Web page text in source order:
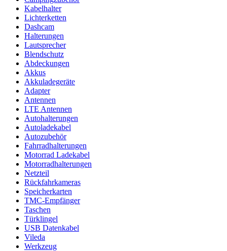
Kabelhalter
Lichterketten
Dashcam
Halterungen
Lautsprecher
Blendschutz
Abdeckungen
Akkus
Akkuladegeräte
Adapter
Antennen
LTE Antennen
Autohalterungen
Autoladekabel
Autozubehör
Fahrradhalterungen
Motorrad Ladekabel
Motorradhalterungen
Netzteil
Rückfahrkameras
Speicherkarten
TMC-Empfänger
Taschen
Türklingel
USB Datenkabel
Vileda
Werkzeug